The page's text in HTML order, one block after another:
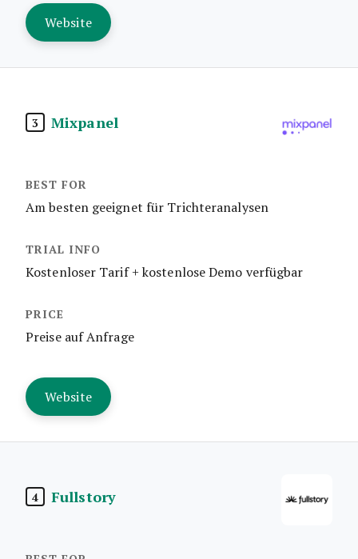
Website
3 Mixpanel
Am besten geeignet für Trichteranalysen
Kostenloser Tarif + kostenlose Demo verfügbar
Preise auf Anfrage
Website
4 Fullstory